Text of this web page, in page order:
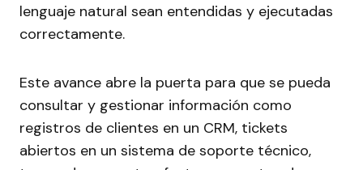
lenguaje natural sean entendidas y ejecutadas
correctamente.
Este avance abre la puerta para que se pueda
consultar y gestionar información como
registros de clientes en un CRM, tickets
abiertos en un sistema de soporte técnico,